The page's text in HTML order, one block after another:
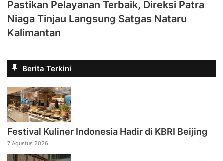
Pastikan Pelayanan Terbaik, Direksi Patra
Niaga Tinjau Langsung Satgas Nataru
Kalimantan
Berita Terkini
Festival Kuliner Indonesia Hadir di KBRI Beijing
7 Agustus 2026